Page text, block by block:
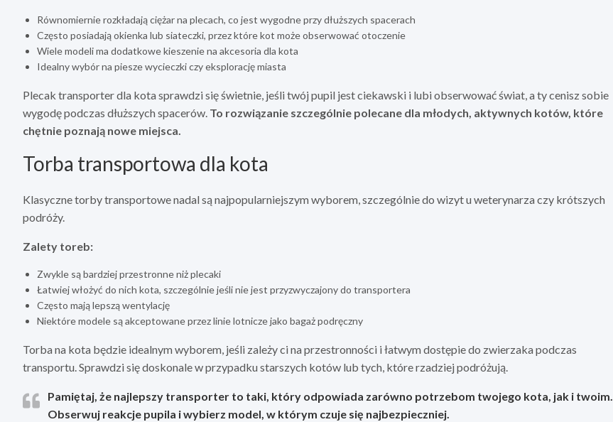
Równomiernie rozkładają ciężar na plecach, co jest wygodne przy dłuższych spacerach
Często posiadają okienka lub siateczki, przez które kot może obserwować otoczenie
Wiele modeli ma dodatkowe kieszenie na akcesoria dla kota
Idealny wybór na piesze wycieczki czy eksplorację miasta
Plecak transporter dla kota sprawdzi się świetnie, jeśli twój pupil jest ciekawski i lubi obserwować świat, a ty cenisz sobie
wygodę podczas dłuższych spacerów. To rozwiązanie szczególnie polecane dla młodych, aktywnych kotów, które
chętnie poznają nowe miejsca.
Torba transportowa dla kota
Klasyczne torby transportowe nadal są najpopularniejszym wyborem, szczególnie do wizyt u weterynarza czy krótszych
podróży.
Zalety toreb:
Zwykle są bardziej przestronne niż plecaki
Łatwiej włożyć do nich kota, szczególnie jeśli nie jest przyzwyczajony do transportera
Często mają lepszą wentylację
Niektóre modele są akceptowane przez linie lotnicze jako bagaż podręczny
Torba na kota będzie idealnym wyborem, jeśli zależy ci na przestronności i łatwym dostępie do zwierzaka podczas
transportu. Sprawdzi się doskonale w przypadku starszych kotów lub tych, które rzadziej podróżują.
Pamiętaj, że najlepszy transporter to taki, który odpowiada zarówno potrzebom twojego kota, jak i twoim.
Obserwuj reakcje pupila i wybierz model, w którym czuje się najbezpieczniej.